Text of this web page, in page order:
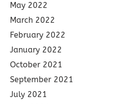
May 2022
March 2022
February 2022
January 2022
October 2021
September 2021
July 2021